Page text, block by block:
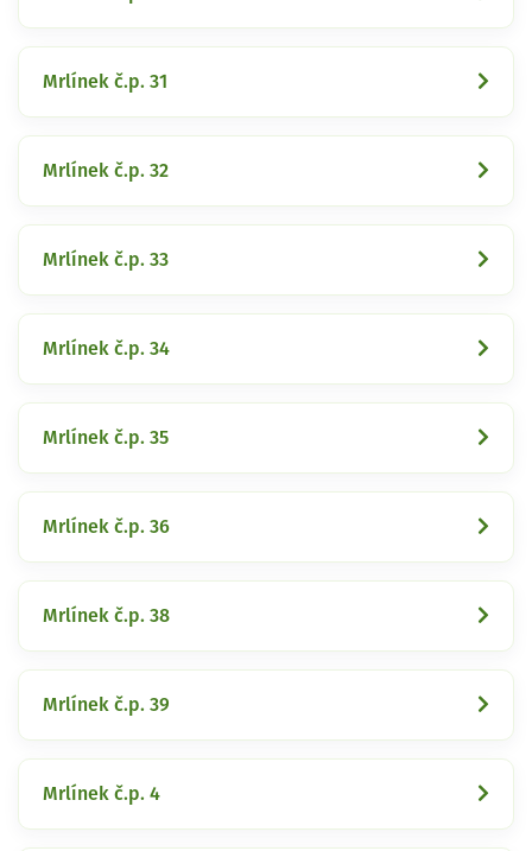
Mrlínek č.p. 31
Mrlínek č.p. 32
Mrlínek č.p. 33
Mrlínek č.p. 34
Mrlínek č.p. 35
Mrlínek č.p. 36
Mrlínek č.p. 38
Mrlínek č.p. 39
Mrlínek č.p. 4